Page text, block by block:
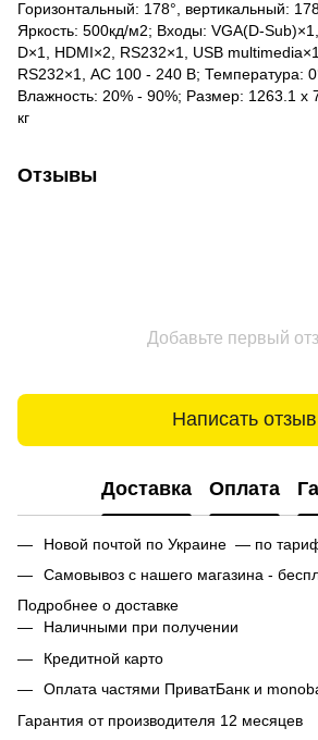
Горизонтальный: 178°, вертикальный:
Яркость: 500кд/м2; Входы: VGA(D-
D×1, HDMI×2, RS232×1, USB
RS232×1, АС 100 - 240 В; Температура:
Влажность: 20% - 90%; Размер: 1263.1
кг
Отзывы
Добавьте первый
Написать отзыв
Доставка Оплата
Новой почтой по Украине — по
Самовывоз с нашего магазина -
Подробнее о доставке
Наличными при получении
Кредитной карто
Оплата частями ПриватБанк и
Гарантия от производителя 12 месяцев